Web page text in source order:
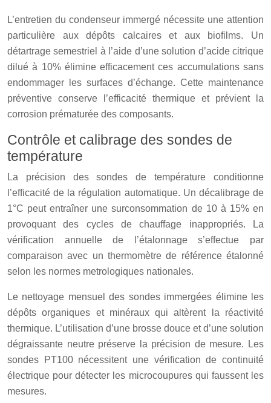
L’entretien du condenseur immergé nécessite une attention
particulière aux dépôts calcaires et aux biofilms. Un
détartrage semestriel à l’aide d’une solution d’acide citrique
dilué à 10% élimine efficacement ces accumulations sans
endommager les surfaces d’échange. Cette maintenance
préventive conserve l’efficacité thermique et prévient la
corrosion prématurée des composants.
Contrôle et calibrage des sondes de
température
La précision des sondes de température conditionne
l’efficacité de la régulation automatique. Un décalibrage de
1°C peut entraîner une surconsommation de 10 à 15% en
provoquant des cycles de chauffage inappropriés. La
vérification annuelle de l’étalonnage s’effectue par
comparaison avec un thermomètre de référence étalonné
selon les normes metrologiques nationales.
Le nettoyage mensuel des sondes immergées élimine les
dépôts organiques et minéraux qui altèrent la réactivité
thermique. L’utilisation d’une brosse douce et d’une solution
dégraissante neutre préserve la précision de mesure. Les
sondes PT100 nécessitent une vérification de continuité
électrique pour détecter les microcoupures qui faussent les
mesures.